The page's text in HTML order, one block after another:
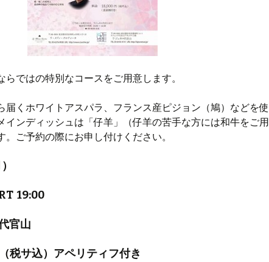
ではの特別なコースをご用意します。
届くホワイトアスパラ、フランス産ピジョン（鳩）などを使
インディッシュは「仔羊」（仔羊の苦手な方には和牛をご用
ご予約の際にお申し付けください。
19:00
官山
サ込）アペリティフ付き